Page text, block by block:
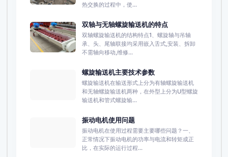
热交换的过程中，使...
双轴与无轴螺旋输送机的特点
双轴螺旋输送机的结构特点1、螺旋轴与吊轴
承、头、尾轴联接均采用嵌入舌式,安装、拆卸
不需轴向移动,维修...
螺旋输送机主要技术参数
螺旋输送机在输送形式上分为有轴螺旋输送机
和无轴螺旋输送机两种，在外型上分为U型螺旋
输送机和管式螺旋输...
振动电机使用问题
振动电机在使用过程需要主要哪些问题？一、
正常情况下振动电机的功率与电流和转矩成正
比，在实际的运行过程...